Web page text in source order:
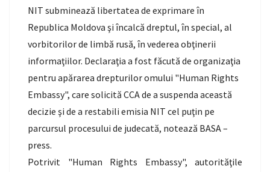
NIT subminează libertatea de exprimare în
Republica Moldova şi încalcă dreptul, în special, al
vorbitorilor de limbă rusă, în vederea obţinerii
informaţiilor. Declaraţia a fost făcută de organizaţia
pentru apărarea drepturilor omului "Human Rights
Embassy", care solicită CCA de a suspenda această
decizie şi de a restabili emisia NIT cel puţin pe
parcursul procesului de judecată, notează BASA –
press.
Potrivit "Human Rights Embassy", autorităţile